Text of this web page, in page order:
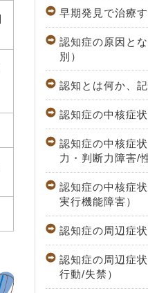
早期発見で治療
認知症の原因と
別）
認知とは何か、
認知症の中核症
認知症の中核症
力・判断力障害/
認知症の中核症
実行機能障害）
認知症の周辺症
認知症の周辺症
行動/失禁）